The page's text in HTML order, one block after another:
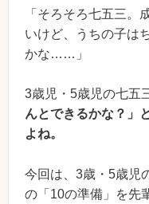
「そろそろ七五三。
いけど、うちの子は
かな……」
3歳児・5歳児の七五
んとできるかな？」
よね。
今回は、3歳・5歳児
の「10の準備」を先